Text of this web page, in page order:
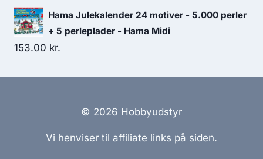
Hama Julekalender 24 motiver - 5.000 perler
+ 5 perleplader - Hama Midi
153.00 kr.
© 2026 Hobbyudstyr
Vi henviser til affiliate links på siden.